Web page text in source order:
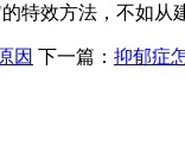
特效方法，不如从
因 下一篇： 抑郁症